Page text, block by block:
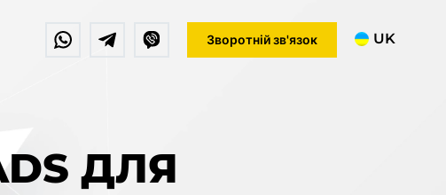
Зворотній зв'язок
UK
ДЛЯ